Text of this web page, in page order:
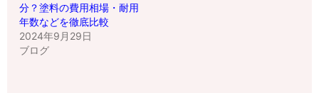
分？塗料の費用相場・耐用
年数などを徹底比較
2024年9月29日
ブログ